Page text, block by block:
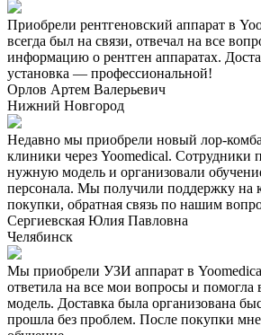
Приобрели рентгеновский аппарат в
всегда был на связи, отвечал на все
информацию о рентген аппаратах.
установка — профессиональной!
Орлов Артем Валерьевич
Нижний Новгород
Недавно мы приобрели новый лор-
клиники через Yoomedical. Сотрудники
нужную модель и организовали
персонала. Мы получили поддержку на
покупки, обратная связь по нашим
Сергиевская Юлия Павловна
Челябинск
Мы приобрели УЗИ аппарат в
ответила на все мои вопросы и
модель. Доставка была организована
прошла без проблем. После покупки